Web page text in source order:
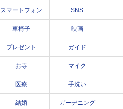
スマートフォン SNS
車椅子 映画
プレゼント ガイド
お寺 マイク
医療 手洗い
結婚 ガーデニング